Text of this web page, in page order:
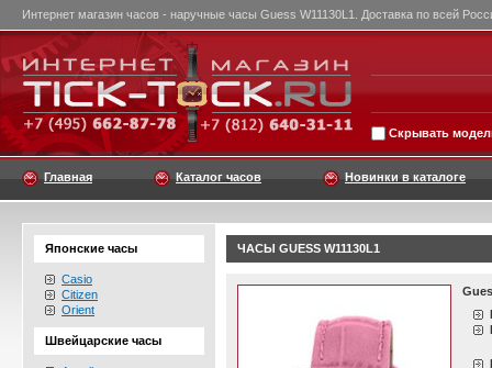
Интернет магазин часов - наручные часы Guess W11130L1. Доставка по всей
Скрывать
Главная Каталог часов Новинки в каталоге
Японские часы
Casio
Citizen
Orient
Швейцарские часы
ЧАСЫ GUESS W11130L1